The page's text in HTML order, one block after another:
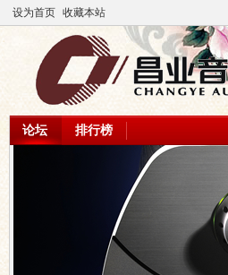
设为首页 收藏本站
论坛 排行榜